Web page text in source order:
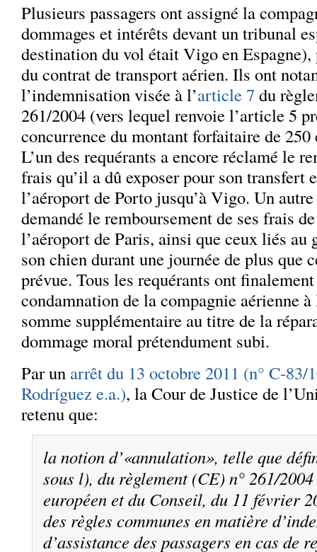
Plusieurs passagers ont assigné la
dommages et intérêts devant un tribunal
destination du vol était Vigo en
du contrat de transport aérien. Ils ont
l’indemnisation visée à l’article 7 du
261/2004 (vers lequel renvoie l’article 5
concurrence du montant forfaitaire de 250
L’un des requérants a encore réclamé le
frais qu’il a dû exposer pour son transfert
l’aéroport de Porto jusqu’à Vigo. Un
demandé le remboursement de ses frais
l’aéroport de Paris, ainsi que ceux liés au
son chien durant une journée de plus que
prévue. Tous les requérants ont
condamnation de la compagnie aérienne à
somme supplémentaire au titre de la
dommage moral prétendument subi.
Par un arrêt du 13 octobre 2011 (n° C‑83/
Rodríguez e.a.), la Cour de Justice de
retenu que:
la notion d’«annulation», telle que
sous l), du règlement (CE) n° 261/
européen et du Conseil, du 11 février
des règles communes en matière
d’assistance des passagers en cas de